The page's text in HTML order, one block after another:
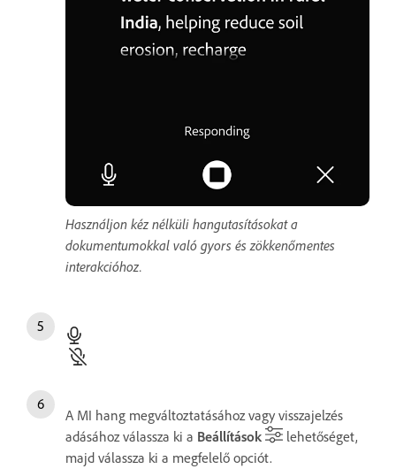
Használjon kéz nélküli hangutasításokat a
dokumentumokkal való gyors és zökkenőmentes
interakcióhoz.
A MI hang megváltoztatásához vagy visszajelzés
adásához válassza ki a Beállítások
lehetőséget,
majd válassza ki a megfelelő opciót.